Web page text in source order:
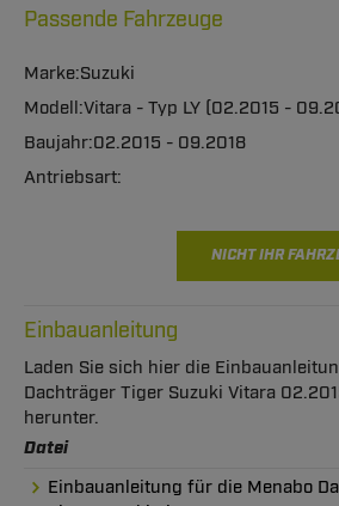
Passende Fahrzeuge
Suzuki
Vitara - Typ LY (02.2015 -
02.2015 - 09.2018
NICHT IHR
Einbauanleitung
Laden Sie sich hier die
Dachträger Tiger Suzuki Vitara
herunter.
Datei
Einbauanleitung für die Menabo